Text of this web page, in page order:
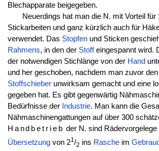
Blechapparate beigegeben.
Neuerdings hat man die N. mit Vorteil für
Stickarbeiten und ganz kürzlich auch für
verwendet. Das Stopfenund Sticken
Rahmens, in den der Stoffeingespannt wird.
der notwendigen Stichlänge von der Hand
und her geschoben, nachdem man zuvor den
Stoffschieberunwirksam gemacht und eine
gegeben hat. Es gibt gegenwärtig
Bedürfnisse der Industrie. Man kann die
Nähmaschinengattungen auf über 300
Handbetrieb der N. sind Rädervorgelege
Übersetzungvon 21 /2 ins Rascheim